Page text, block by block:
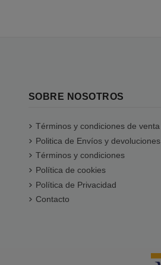
SOBRE NOSOTROS
Términos y condiciones de venta
Politica de Envíos y devoluciones
Términos y condiciones
Política de cookies
Política de Privacidad
Contacto